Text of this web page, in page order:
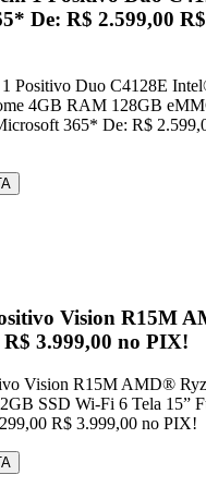
De: R$ 2.599,00
1 Positivo Duo C4128E
4GB RAM 128GB
365* De: R$
Vision R15M
3.999,00 no PIX!
Vision R15M AMD®
SSD Wi-Fi 6 Tela 15”
R$ 3.999,00 no PIX!